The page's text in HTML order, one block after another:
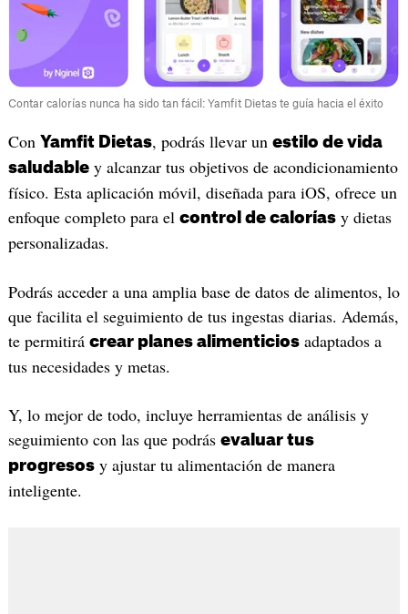
Contar calorías nunca ha sido tan fácil: Yamfit Dietas te guía hacia el éxito
Con Yamfit Dietas, podrás llevar un estilo de vida
saludabley alcanzar tus objetivos de acondicionamiento
físico. Esta aplicación móvil, diseñada para iOS, ofrece un
enfoque completo para el control de caloríasy dietas
personalizadas.
Podrás acceder a una amplia base de datos de alimentos, lo
que facilita el seguimiento de tus ingestas diarias. Además,
te permitirá crear planes alimenticiosadaptados a
tus necesidades y metas.
Y, lo mejor de todo, incluye herramientas de análisis y
seguimiento con las que podrás evaluar tus
progresosy ajustar tu alimentación de manera
inteligente.